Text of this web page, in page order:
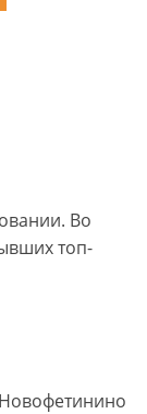
Во
топ-